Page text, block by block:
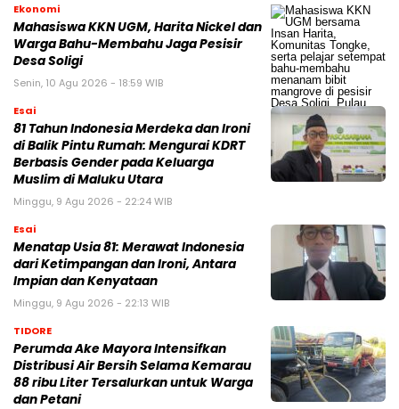
Ekonomi
Mahasiswa KKN UGM, Harita Nickel dan
Warga Bahu-Membahu Jaga Pesisir
Desa Soligi
Senin, 10 Agu 2026 - 18:59 WIB
Esai
81 Tahun Indonesia Merdeka dan Ironi
di Balik Pintu Rumah: Mengurai KDRT
Berbasis Gender pada Keluarga
Muslim di Maluku Utara
Minggu, 9 Agu 2026 - 22:24 WIB
Esai
Menatap Usia 81: Merawat Indonesia
dari Ketimpangan dan Ironi, Antara
Impian dan Kenyataan
Minggu, 9 Agu 2026 - 22:13 WIB
TIDORE
Perumda Ake Mayora Intensifkan
Distribusi Air Bersih Selama Kemarau
88 ribu Liter Tersalurkan untuk Warga
dan Petani